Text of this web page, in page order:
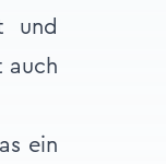
und
auch
ein